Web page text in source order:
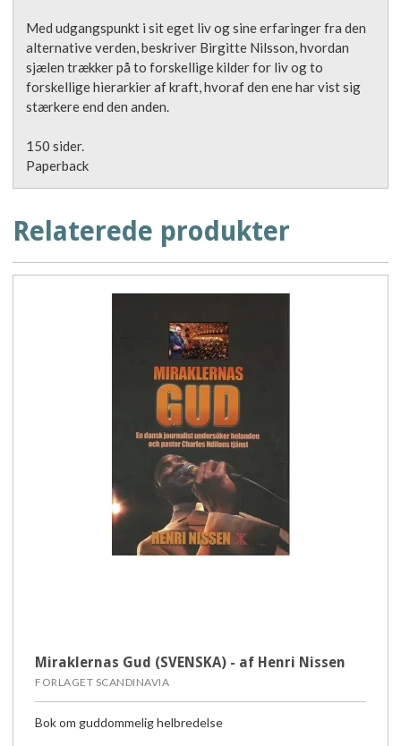
Med udgangspunkt i sit eget liv og sine erfaringer fra den
alternative verden, beskriver Birgitte Nilsson, hvordan
sjælen trækker på to forskellige kilder for liv og to
forskellige hierarkier af kraft, hvoraf den ene har vist sig
stærkere end den anden.
150 sider.
Paperback
Relaterede produkter
Miraklernas Gud (SVENSKA) - af Henri Nissen
FORLAGET SCANDINAVIA
Bok om guddommelig helbredelse